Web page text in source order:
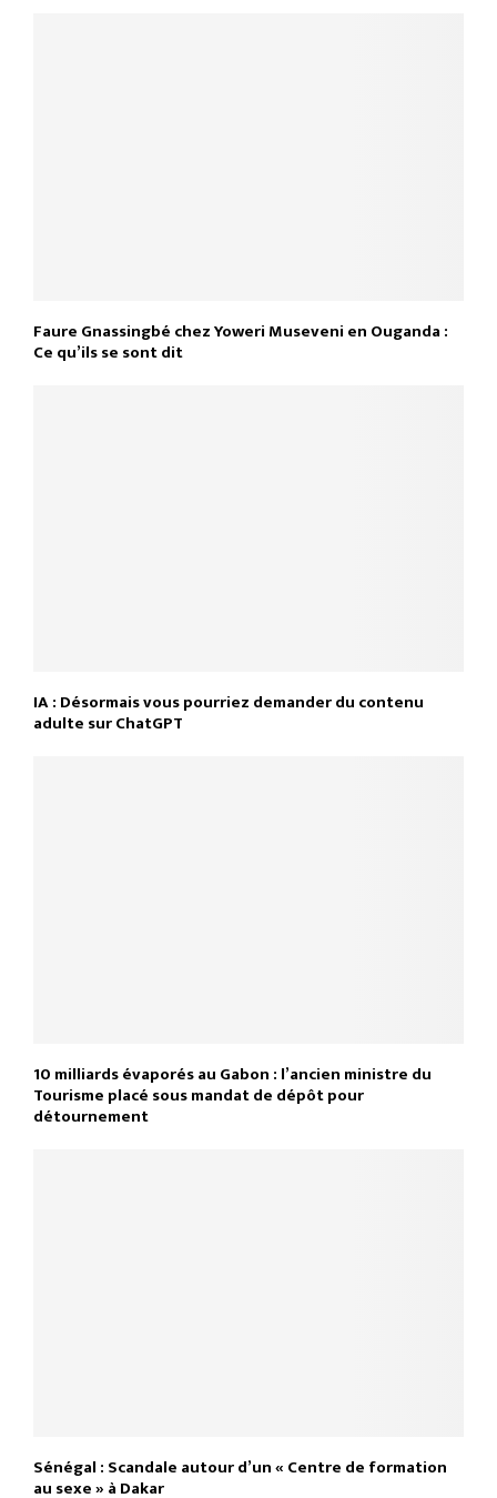
Faure Gnassingbé chez Yoweri Museveni en Ouganda :
Ce qu’ils se sont dit
IA : Désormais vous pourriez demander du contenu
adulte sur ChatGPT
10 milliards évaporés au Gabon : l’ancien ministre du
Tourisme placé sous mandat de dépôt pour
détournement
Sénégal : Scandale autour d’un « Centre de formation
au sexe » à Dakar